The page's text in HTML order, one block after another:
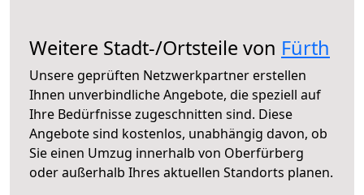
Weitere Stadt-/Ortsteile von Fürth
Unsere geprüften Netzwerkpartner erstellen
Ihnen unverbindliche Angebote, die speziell auf
Ihre Bedürfnisse zugeschnitten sind. Diese
Angebote sind kostenlos, unabhängig davon, ob
Sie einen Umzug innerhalb von Oberfürberg
oder außerhalb Ihres aktuellen Standorts planen.